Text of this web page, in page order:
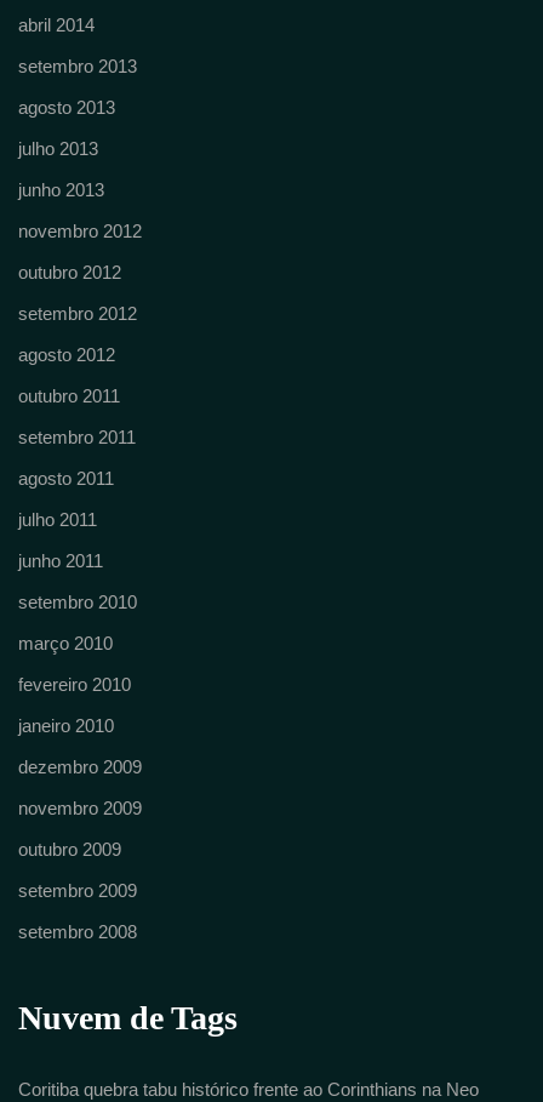
abril 2014
setembro 2013
agosto 2013
julho 2013
junho 2013
novembro 2012
outubro 2012
setembro 2012
agosto 2012
outubro 2011
setembro 2011
agosto 2011
julho 2011
junho 2011
setembro 2010
março 2010
fevereiro 2010
janeiro 2010
dezembro 2009
novembro 2009
outubro 2009
setembro 2009
setembro 2008
Nuvem de Tags
Coritiba quebra tabu histórico frente ao Corinthians na Neo